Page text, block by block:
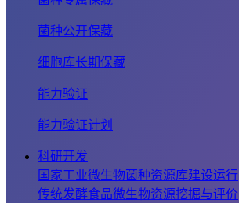
菌种公开保藏
细胞库长期保藏
能力验证
能力验证计划
科研开发
国家工业微生物菌种资源库建设运行
传统发酵食品微生物资源挖掘与评价